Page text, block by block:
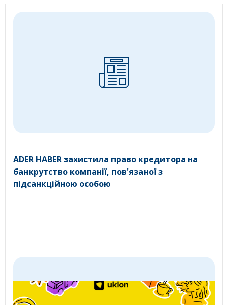
ADER HABER захистила право кредитора на
банкрутство компанії, пов'язаної з
підсанкційною особою